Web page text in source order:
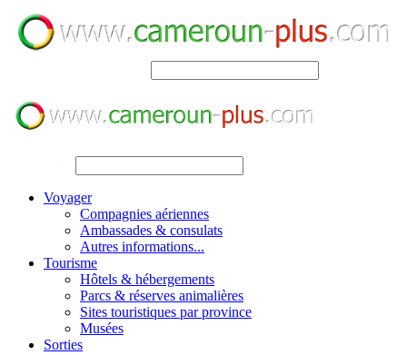
Voyager
Compagnies aériennes
Ambassades & consulats
Autres informations...
Tourisme
Hôtels & hébergements
Parcs & réserves animalières
Sites touristiques par province
Musées
Sorties